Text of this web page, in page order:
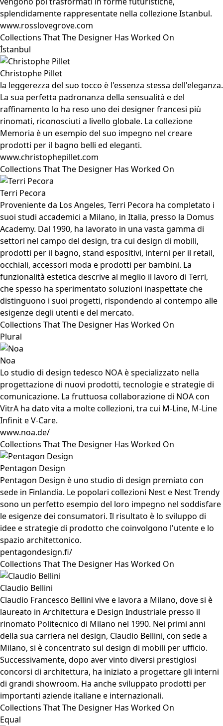
splendidamente rappresentate nella collezione Istanbul.
www.rosslovegrove.com
Collections That The Designer Has Worked On
İstanbul
Christophe Pillet
la leggerezza del suo tocco è l'essenza stessa dell'eleganza.
La sua perfetta padronanza della sensualità e del
raffinamento lo ha reso uno dei designer francesi più
rinomati, riconosciuti a livello globale. La collezione
Memoria è un esempio del suo impegno nel creare
prodotti per il bagno belli ed eleganti.
www.christophepillet.com
Collections That The Designer Has Worked On
Terri Pecora
Proveniente da Los Angeles, Terri Pecora ha completato i
suoi studi accademici a Milano, in Italia, presso la Domus
Academy. Dal 1990, ha lavorato in una vasta gamma di
settori nel campo del design, tra cui design di mobili,
prodotti per il bagno, stand espositivi, interni per il retail,
occhiali, accessori moda e prodotti per bambini. La
funzionalità estetica descrive al meglio il lavoro di Terri,
che spesso ha sperimentato soluzioni inaspettate che
distinguono i suoi progetti, rispondendo al contempo alle
esigenze degli utenti e del mercato.
Collections That The Designer Has Worked On
Plural
Noa
Lo studio di design tedesco NOA è specializzato nella
progettazione di nuovi prodotti, tecnologie e strategie di
comunicazione. La fruttuosa collaborazione di NOA con
VitrA ha dato vita a molte collezioni, tra cui M-Line, M-Line
Infinit e V-Care.
www.noa.de/
Collections That The Designer Has Worked On
Pentagon Design
Pentagon Design è uno studio di design premiato con
sede in Finlandia. Le popolari collezioni Nest e Nest Trendy
sono un perfetto esempio del loro impegno nel soddisfare
le esigenze dei consumatori. Il risultato è lo sviluppo di
idee e strategie di prodotto che coinvolgono l'utente e lo
spazio architettonico.
pentagondesign.fi/
Collections That The Designer Has Worked On
Claudio Bellini
Claudio Francesco Bellini vive e lavora a Milano, dove si è
laureato in Architettura e Design Industriale presso il
rinomato Politecnico di Milano nel 1990. Nei primi anni
della sua carriera nel design, Claudio Bellini, con sede a
Milano, si è concentrato sul design di mobili per ufficio.
Successivamente, dopo aver vinto diversi prestigiosi
concorsi di architettura, ha iniziato a progettare gli interni
di grandi showroom. Ha anche sviluppato prodotti per
importanti aziende italiane e internazionali.
Collections That The Designer Has Worked On
Equal